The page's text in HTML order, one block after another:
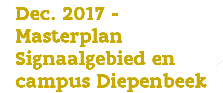
Dec. 2017 -
Masterplan
Signaalgebied en
campus Diepenbeek